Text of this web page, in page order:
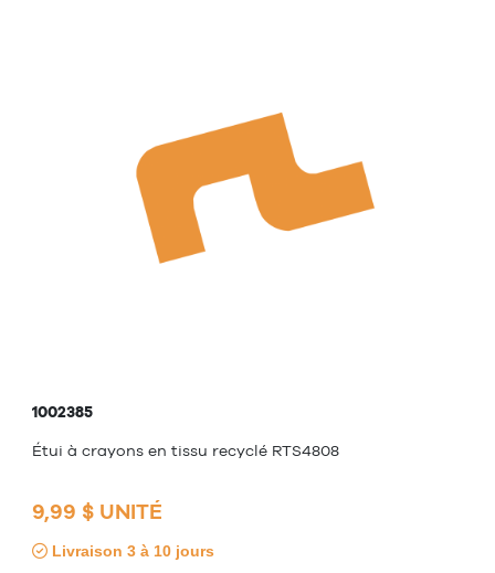
1002385
Étui à crayons en tissu recyclé RTS4808
9,99 $ UNITÉ
Livraison 3 à 10 jours